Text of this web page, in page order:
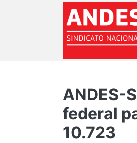
ANDES-
federal
10.723